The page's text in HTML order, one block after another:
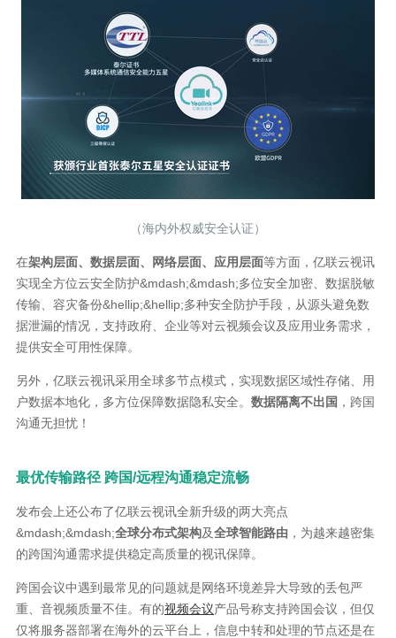
（海内外权威安全认证）
在架构层面、数据层面、网络层面、应用层面等方面，亿联云视讯
实现全方位云安全防护&mdash;&mdash;多位安全加密、数据脱敏
传输、容灾备份&hellip;&hellip;多种安全防护手段，从源头避免数
据泄漏的情况，支持政府、企业等对云视频会议及应用业务需求，
提供安全可用性保障。
另外，亿联云视讯采用全球多节点模式，实现数据区域性存储、用
户数据本地化，多方位保障数据隐私安全。 数据隔离不出国 ，跨国
沟通无担忧！
最优传输路径 跨国/远程沟通稳定流畅
发布会上还公布了亿联云视讯全新升级的两大亮点
&mdash;&mdash;全球分布式架构及全球智能路由 ，为越来越密集
的跨国沟通需求提供稳定高质量的视讯保障。
跨国会议中遇到最常见的问题就是网络环境差异大导致的丢包严
重、音视频质量不佳。有的视频会议产品号称支持跨国会议，但仅
仅将服务器部署在海外的云平台上，信息中转和处理的节点还是在